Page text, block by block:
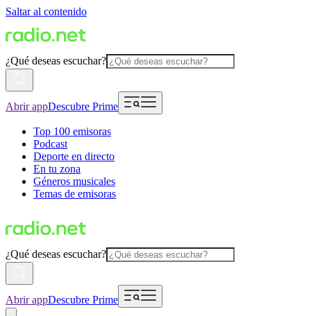
Saltar al contenido
¿Qué deseas escuchar?
Abrir appDescubre Prime
Top 100 emisoras
Podcast
Deporte en directo
En tu zona
Géneros musicales
Temas de emisoras
¿Qué deseas escuchar?
Abrir appDescubre Prime